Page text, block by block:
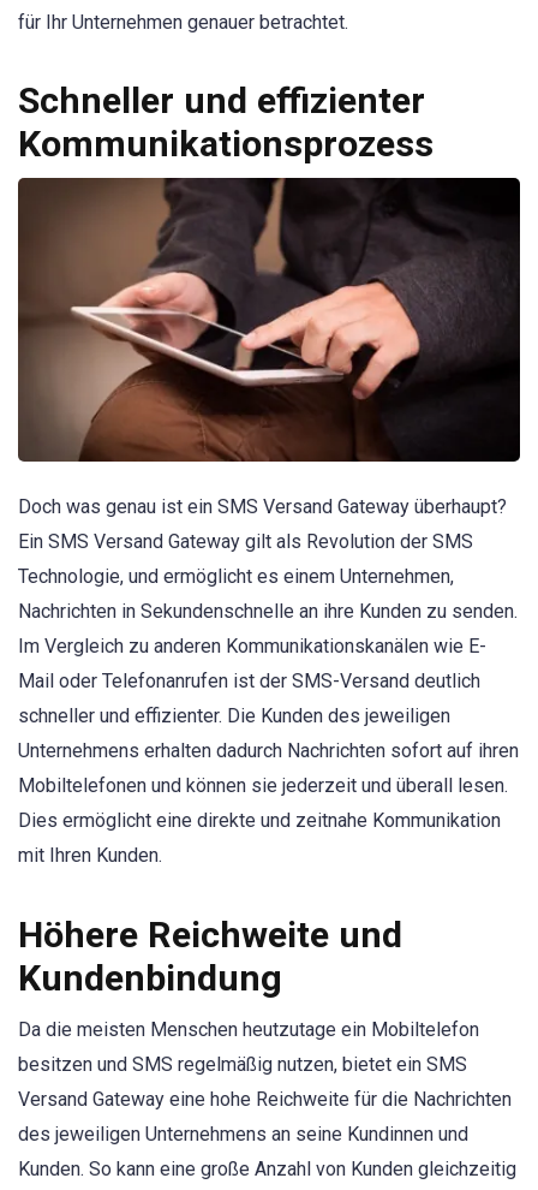
für Ihr Unternehmen genauer betrachtet.
Schneller und effizienter
Kommunikationsprozess
Doch was genau ist ein SMS Versand Gateway überhaupt?
Ein SMS Versand Gateway gilt als Revolution der SMS
Technologie, und ermöglicht es einem Unternehmen,
Nachrichten in Sekundenschnelle an ihre Kunden zu senden.
Im Vergleich zu anderen Kommunikationskanälen wie E-
Mail oder Telefonanrufen ist der SMS-Versand deutlich
schneller und effizienter. Die Kunden des jeweiligen
Unternehmens erhalten dadurch Nachrichten sofort auf ihren
Mobiltelefonen und können sie jederzeit und überall lesen.
Dies ermöglicht eine direkte und zeitnahe Kommunikation
mit Ihren Kunden.
Höhere Reichweite und
Kundenbindung
Da die meisten Menschen heutzutage ein Mobiltelefon
besitzen und SMS regelmäßig nutzen, bietet ein SMS
Versand Gateway eine hohe Reichweite für die Nachrichten
des jeweiligen Unternehmens an seine Kundinnen und
Kunden. So kann eine große Anzahl von Kunden gleichzeitig